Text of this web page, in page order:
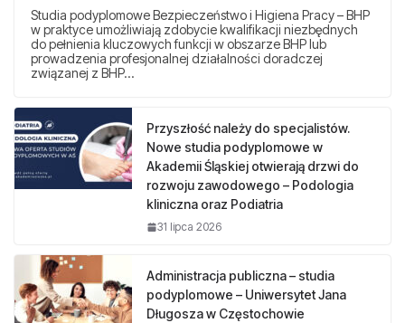
Studia podyplomowe Bezpieczeństwo i Higiena Pracy – BHP
w praktyce umożliwiają zdobycie kwalifikacji niezbędnych
do pełnienia kluczowych funkcji w obszarze BHP lub
prowadzenia profesjonalnej działalności doradczej
związanej z BHP…
Przyszłość należy do specjalistów.
Nowe studia podyplomowe w
Akademii Śląskiej otwierają drzwi do
rozwoju zawodowego – Podologia
kliniczna oraz Podiatria
31 lipca 2026
Administracja publiczna – studia
podyplomowe – Uniwersytet Jana
Długosza w Częstochowie